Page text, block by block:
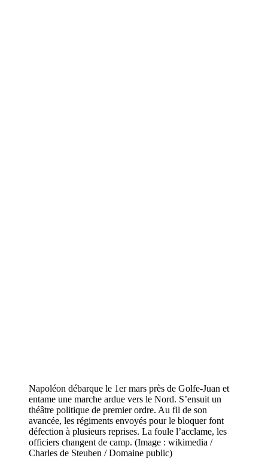
Napoléon débarque le 1er mars près de Golfe-Juan et
entame une marche ardue vers le Nord. S’ensuit un
théâtre politique de premier ordre. Au fil de son
avancée, les régiments envoyés pour le bloquer font
défection à plusieurs reprises. La foule l’acclame, les
officiers changent de camp. (Image : wikimedia /
Charles de Steuben / Domaine public)